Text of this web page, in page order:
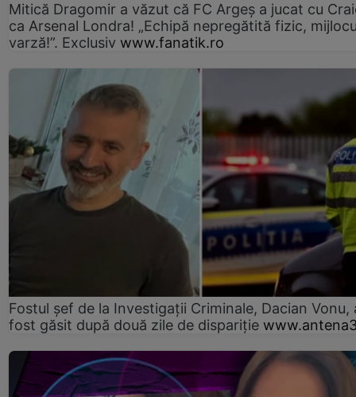
Mitică Dragomir a văzut că FC Argeș a jucat cu
ca Arsenal Londra! „Echipă nepregătită fizic,
varză!”. Exclusiv www.fanatik.ro
Fostul șef de la Investigații Criminale, Dacian Vonu,
fost găsit după două zile de dispariţie